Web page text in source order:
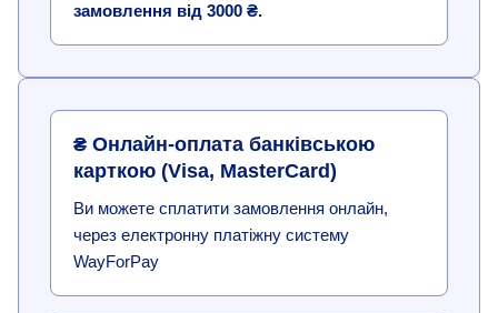
замовлення від 3000 ₴.
₴ Онлайн-оплата банківською
карткою (Visa, MasterCard)
Ви можете сплатити замовлення онлайн,
через електронну платіжну систему
WayForPay